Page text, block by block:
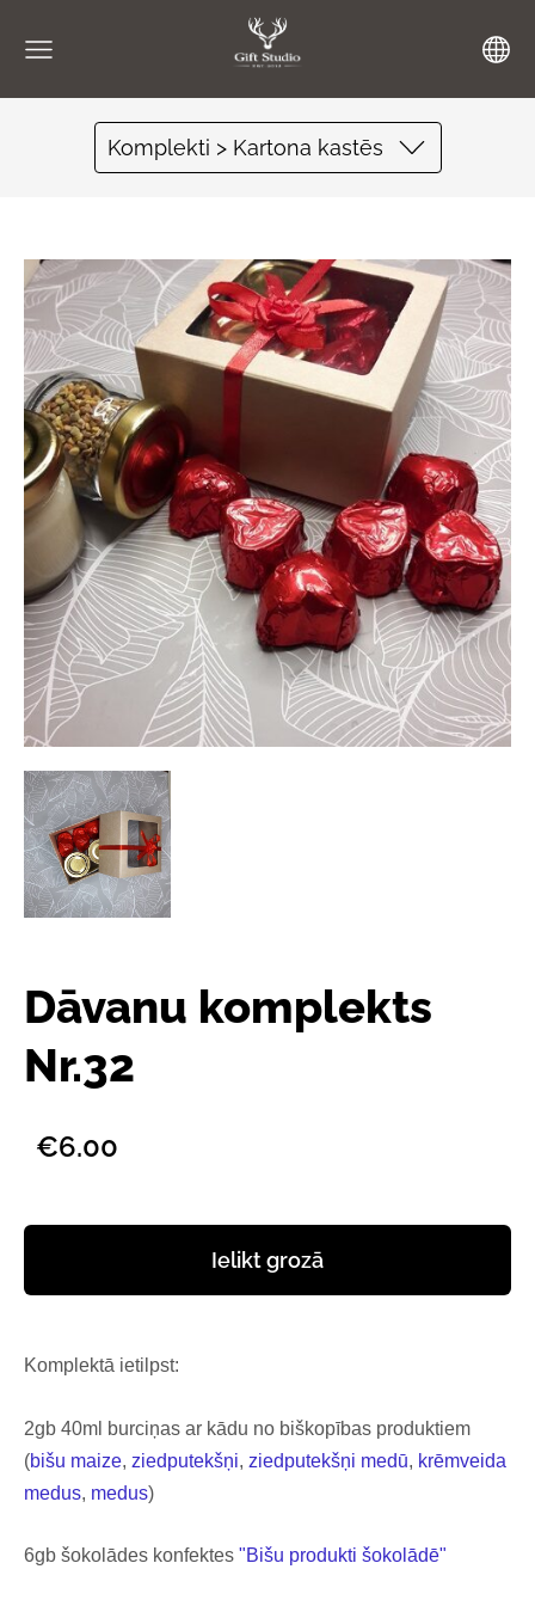
Komplekti > Kartona kastēs
Dāvanu komplekts
Nr.32
€6.00
Ielikt grozā
Komplektā ietilpst:
2gb 40ml burciņas ar kādu no biškopības produktiem
(bišu maize, ziedputekšņi, ziedputekšņi medū, krēmveida
medus, medus)
6gb šokolādes konfektes "Bišu produkti šokolādē"